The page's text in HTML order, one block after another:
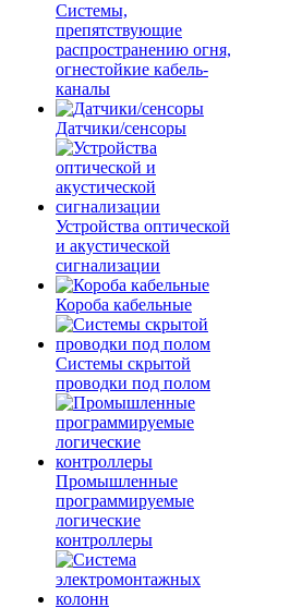
Системы,
препятствующие
распространению огня,
огнестойкие кабель-
каналы
Датчики/сенсоры
Устройства оптической
и акустической
сигнализации
Короба кабельные
Системы скрытой
проводки под полом
Промышленные
программируемые
логические
контроллеры